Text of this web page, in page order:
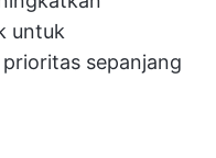
untuk
sepanjang